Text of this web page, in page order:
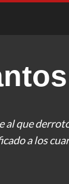
que
a los